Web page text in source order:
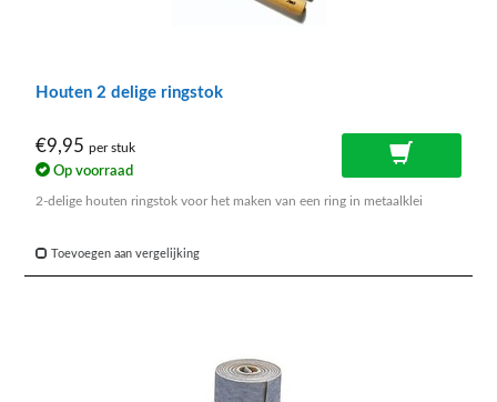
Houten 2 delige ringstok
€9,95 per stuk
Op voorraad
2-delige houten ringstok voor het maken van een ring in metaalklei
Toevoegen aan vergelijking